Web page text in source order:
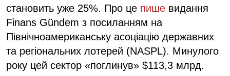
становить уже 25%. Про це пише видання
Finans Gündem з посиланням на
Північноамериканську асоціацію державних
та регіональних лотерей (NASPL). Минулого
року цей сектор «поглинув» $113,3 млрд.